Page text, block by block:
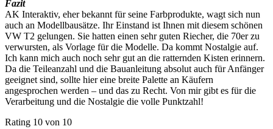
Fazit
AK Interaktiv, eher bekannt für seine Farbprodukte, wagt sich nun
auch an Modellbausätze. Ihr Einstand ist Ihnen mit diesem schönen
VW T2 gelungen. Sie hatten einen sehr guten Riecher, die 70er zu
verwursten, als Vorlage für die Modelle. Da kommt Nostalgie auf.
Ich kann mich auch noch sehr gut an die ratternden Kisten erinnern.
Da die Teileanzahl und die Bauanleitung absolut auch für Anfänger
geeignet sind, sollte hier eine breite Palette an Käufern
angesprochen werden – und das zu Recht. Von mir gibt es für die
Verarbeitung und die Nostalgie die volle Punktzahl!
Rating 10 von 10